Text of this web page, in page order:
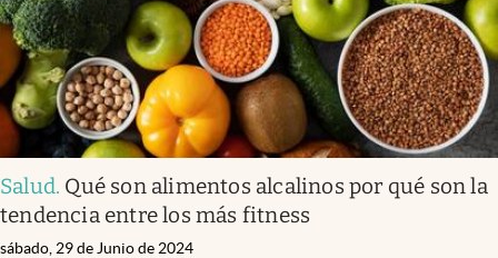
Salud. Qué son alimentos alcalinos por qué son la
tendencia entre los más fitness
sábado, 29 de Junio de 2024